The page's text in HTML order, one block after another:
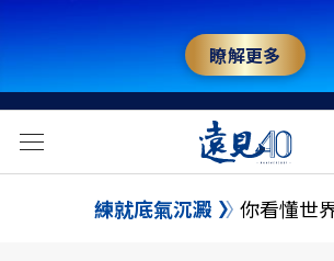
瞭解更多
練就底氣沉澱 你看懂世